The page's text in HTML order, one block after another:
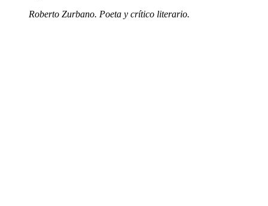
Roberto Zurbano. Poeta y crítico literario.